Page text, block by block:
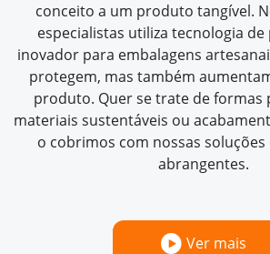
conceito a um produto tangível.
especialistas utiliza tecnologia
inovador para embalagens
protegem, mas também
produto. Quer se trate de formas
materiais sustentáveis ou
o cobrimos com nossas soluções
abrangentes.
Ver mais